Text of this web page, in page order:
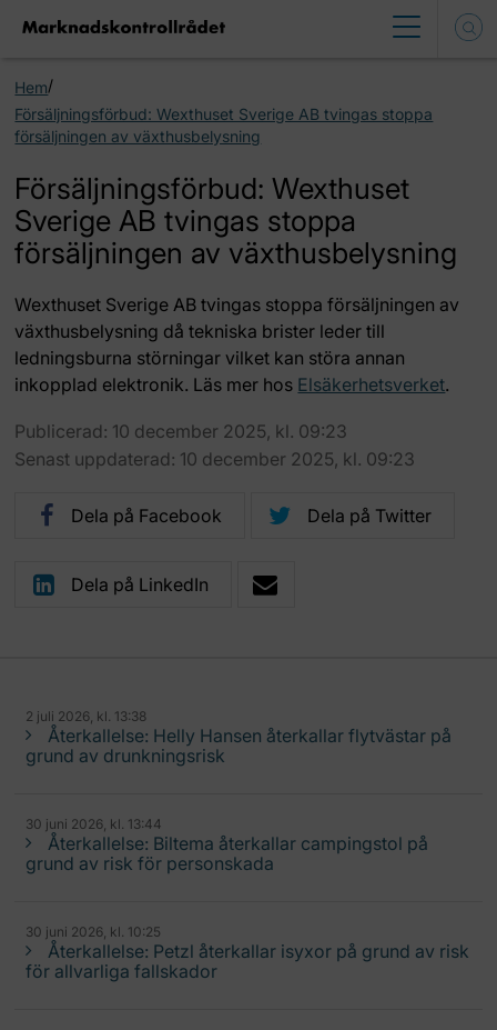
Hem/
Försäljningsförbud: Wexthuset Sverige AB tvingas stoppa
försäljningen av växthusbelysning
Försäljningsförbud: Wexthuset
Sverige AB tvingas stoppa
försäljningen av växthusbelysning
Wexthuset Sverige AB tvingas stoppa försäljningen av
växthusbelysning då tekniska brister leder till
ledningsburna störningar vilket kan störa annan
inkopplad elektronik. Läs mer hos Elsäkerhetsverket.
Publicerad: 10 december 2025, kl. 09:23
Senast uppdaterad: 10 december 2025, kl. 09:23
Dela på Facebook Dela på Twitter
Dela på LinkedIn
2 juli 2026, kl. 13:38
Återkallelse: Helly Hansen återkallar flytvästar på
grund av drunkningsrisk
30 juni 2026, kl. 13:44
Återkallelse: Biltema återkallar campingstol på
grund av risk för personskada
30 juni 2026, kl. 10:25
Återkallelse: Petzl återkallar isyxor på grund av risk
för allvarliga fallskador